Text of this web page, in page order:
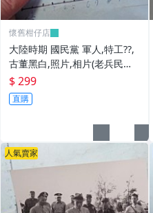
懷舊柑仔店
大陸時期 國民黨 軍人,特工??,
古董黑白,照片,相片(老兵民國3
8年從大陸帶來台灣的) **稀少
品6
$ 299
直購
人氣賣家